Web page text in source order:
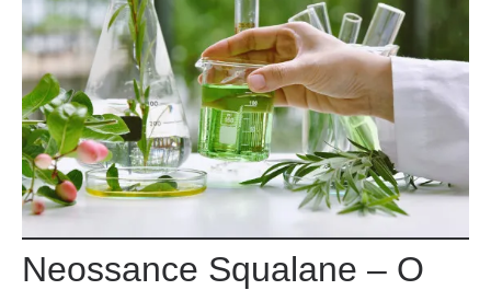
Neossance Squalane – O